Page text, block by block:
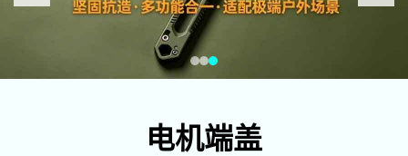
电机端盖